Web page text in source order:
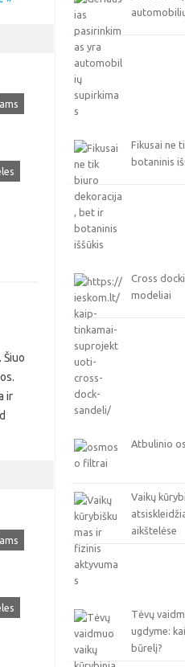
ir
Fikusai ne
botaninis
Cross
modeliai
Atbulinio
Vaikų
aikštelėse
Tėvų
ugdyme:
būrelį?